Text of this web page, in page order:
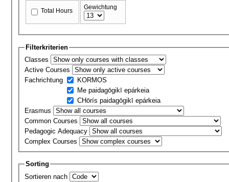
Total Hours Gewichtung
Filterkriterien
Classes
Active Courses
Fachrichtung
KORMOS
Me paidagōgikī epárkeia
CΗōrís paidagōgikī epárkeia
Erasmus
Common Courses
Pedagogic Adequacy
Complex Courses
Sorting
Sortieren nach